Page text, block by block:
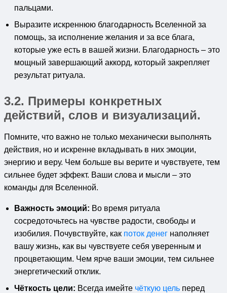
пальцами.
Выразите искреннюю благодарность Вселенной за
помощь, за исполнение желания и за все блага,
которые уже есть в вашей жизни. Благодарность – это
мощный завершающий аккорд, который закрепляет
результат ритуала.
3.2. Примеры конкретных
действий, слов и визуализаций.
Помните, что важно не только механически выполнять
действия, но и искренне вкладывать в них эмоции,
энергию и веру. Чем больше вы верите и чувствуете, тем
сильнее будет эффект. Ваши слова и мысли – это
команды для Вселенной.
Важность эмоций: Во время ритуала
сосредоточьтесь на чувстве радости, свободы и
изобилия. Почувствуйте, как поток денег наполняет
вашу жизнь, как вы чувствуете себя уверенным и
процветающим. Чем ярче ваши эмоции, тем сильнее
энергетический отклик.
Чёткость цели: Всегда имейте чёткую цель перед